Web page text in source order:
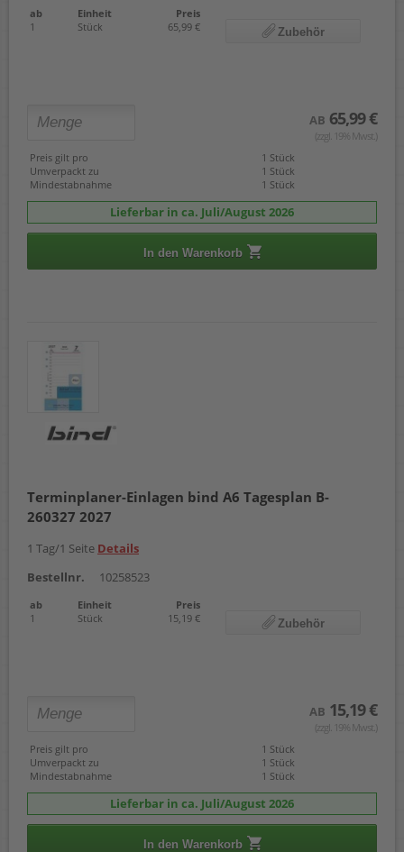
ab Einheit
Preis
1
Stück 65,99 € Zubehör
AB 65,99 €
(zzgl. 19% Mwst.)
Preis gilt pro
1 Stück
Umverpackt zu
1 Stück
Mindestabnahme
1 Stück
Lieferbar in ca. Juli/August 2026
In den Warenkorb
Terminplaner-Einlagen bind A6 Tagesplan B-
260327 2027
1 Tag/1 Seite Details
Bestellnr.
10258523
ab Einheit
Preis
1
Stück 15,19 € Zubehör
AB 15,19 €
(zzgl. 19% Mwst.)
Preis gilt pro
1 Stück
Umverpackt zu
1 Stück
Mindestabnahme
1 Stück
Lieferbar in ca. Juli/August 2026
In den Warenkorb